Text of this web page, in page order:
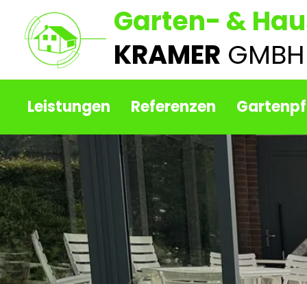
Garten- &
KRAMER GMBH
Leistungen Referenzen